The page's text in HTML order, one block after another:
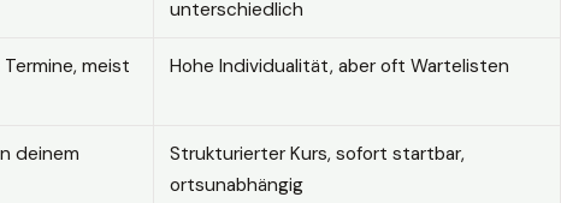
unterschiedlich
meist
Hohe Individualität, aber oft Wartelisten
deinem
Strukturierter Kurs, sofort startbar,
ortsunabhängig